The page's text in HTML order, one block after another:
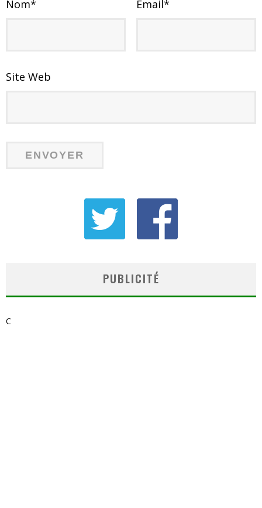
Nom* Email *
Site Web
PUBLICITÉ
C